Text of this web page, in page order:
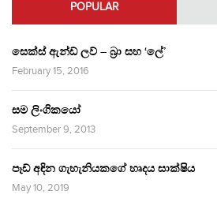
POPULAR
සෙක්ස් ඇන්ඩ් ලව් – බ්‍රා සහ ‘ලේ’
February 15, 2016
සම ලිංගිකයෝ
September 9, 2013
පෑඩ් අඳින ගැහැනියකගේ හෘදය සාක්ෂිය
May 10, 2019